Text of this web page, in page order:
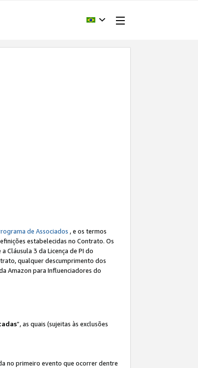
de Associados , e os termos
estabelecidas no Contrato. Os
Cláusula 3 da Licença de PI do
qualquer descumprimento dos
Amazon para Influenciadores do
”, as quais (sujeitas às exclusões
no primeiro evento que ocorrer dentre